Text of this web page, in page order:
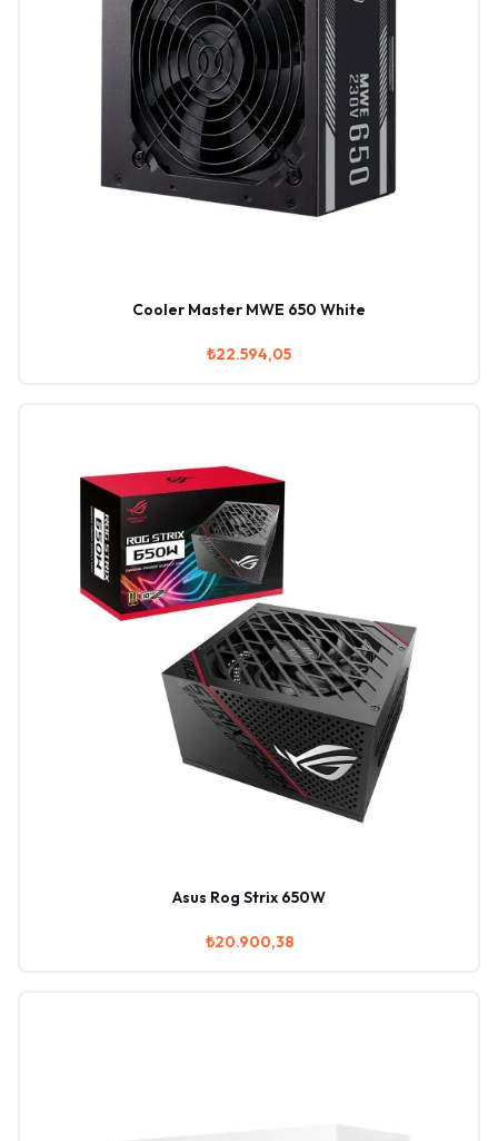
Cooler Master MWE 650 White
₺22.594,05
Asus Rog Strix 650W
₺20.900,38